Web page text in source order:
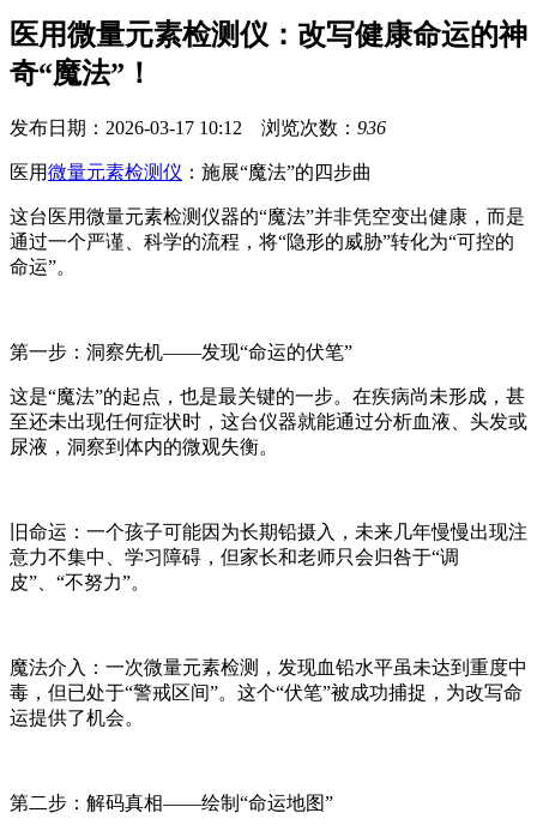
医用微量元素检测仪：改写健康命运的神
奇“魔法”！
发布日期：2026-03-17 10:12 浏览次数： 936
医用微量元素检测仪 ：施展“魔法”的四步曲
这台医用微量元素检测仪器的“魔法”并非凭空变出健康，而是
通过一个严谨、科学的流程，将“隐形的威胁”转化为“可控的
命运”。
第一步：洞察先机——发现“命运的伏笔”
这是“魔法”的起点，也是最关键的一步。在疾病尚未形成，甚
至还未出现任何症状时，这台仪器就能通过分析血液、头发或
尿液，洞察到体内的微观失衡。
旧命运：一个孩子可能因为长期铅摄入，未来几年慢慢出现注
意力不集中、学习障碍，但家长和老师只会归咎于“调
皮”、“不努力”。
魔法介入：一次微量元素检测，发现血铅水平虽未达到重度中
毒，但已处于“警戒区间”。这个“伏笔”被成功捕捉，为改写命
运提供了机会。
第二步：解码真相——绘制“命运地图”